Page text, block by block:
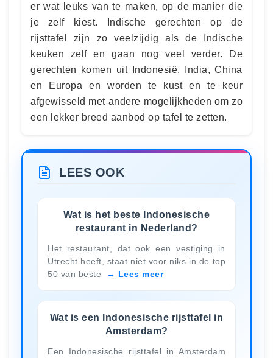
er wat leuks van te maken, op de manier die
je zelf kiest. Indische gerechten op de
rijsttafel zijn zo veelzijdig als de Indische
keuken zelf en gaan nog veel verder. De
gerechten komen uit Indonesië, India, China
en Europa en worden te kust en te keur
afgewisseld met andere mogelijkheden om zo
een lekker breed aanbod op tafel te zetten.
LEES OOK
Wat is het beste Indonesische
restaurant in Nederland?
Het restaurant, dat ook een vestiging in
Utrecht heeft, staat niet voor niks in de top
50 van beste
Lees meer
Wat is een Indonesische rijsttafel in
Amsterdam?
Een Indonesische rijsttafel in Amsterdam